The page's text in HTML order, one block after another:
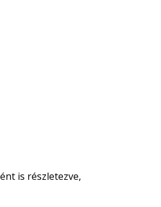
is részletezve,